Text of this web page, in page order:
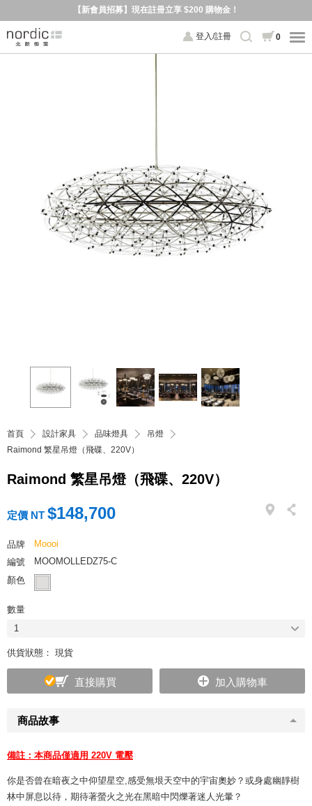
【新會員招募】現在註冊立享 $200 購物金！
登入/註冊 0
首頁 設計家具 品味燈具
吊燈
Raimond 繁星吊燈（飛碟、220V）
Raimond 繁星吊燈（飛碟、220V）
商品故事
備註：本商品僅適用 220V 電壓
你是否曾在暗夜之中仰望星空,感受無垠天空中的宇宙奧妙？或身處幽靜樹
林中屏息以待，期待著螢火之光在黑暗中閃爍著迷人光暈？
定價 NT $148,700
品牌
Moooi
編號
MOOMOLLEDZ75-C
顏色
數量
1
供貨狀態： 現貨
直接購買 加入購物車